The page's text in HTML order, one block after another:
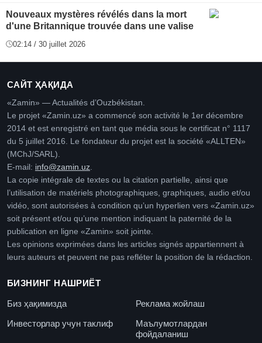
Nouveaux mystères révélés dans la mort
d'une Britannique trouvée dans une valise
02:14 / 30 juillet 2026
САЙТ ҲАҚИДА
«Zamin» — Actualités d’Ouzbékistan.
Le projet «Zamin.uz» a commencé son activité le 1er décembre
2014 et est enregistré en tant que média sous le certificat n° 1117
du 5 juillet 2016. Le fondateur du projet est la société «ALLTEN»
(MChJ/SARL).
E-mail: info@zamin.uz
La copie intégrale de textes ou la citation partielle, ainsi que
l’utilisation de matériels photographiques, graphiques, audio et/ou
vidéo, sont autorisées à condition qu’un hyperlien vers «Zamin.uz»
soit présent et/ou qu’une mention indiquant la paternité de la
publication en ligne «Zamin» soit jointe.
Les opinions exprimées dans les articles signés appartiennent à
leurs auteurs et peuvent ne pas refléter la position de la rédaction.
БИЗНИНГ НАШРИЁТ
Биз ҳақимизда
Реклама жойлаш
Инвесторлар учун таклиф
Маълумотлардан
фойдаланиш